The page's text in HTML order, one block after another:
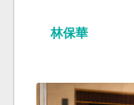
林保華